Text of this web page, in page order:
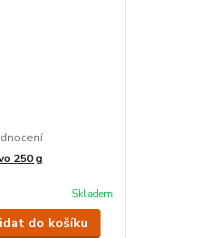
250 g
Skladem
do košíku